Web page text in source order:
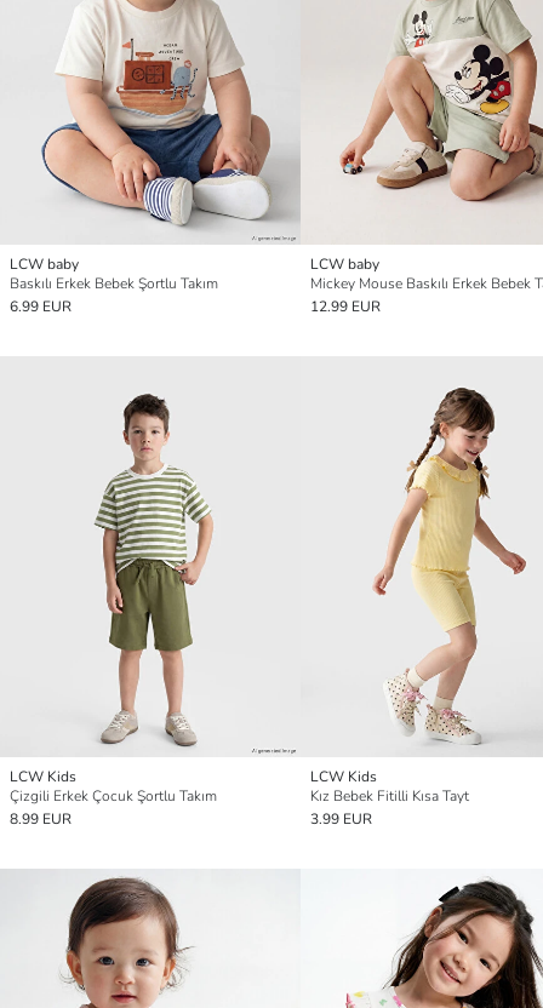
LCW baby
Baskılı Erkek Bebek Şortlu Takım
6.99 EUR
LCW baby
Mickey Mouse Baskılı Erkek Bebek
12.99 EUR
LCW Kids
Çizgili Erkek Çocuk Şortlu Takım
8.99 EUR
LCW Kids
Kız Bebek Fitilli Kısa Tayt
3.99 EUR